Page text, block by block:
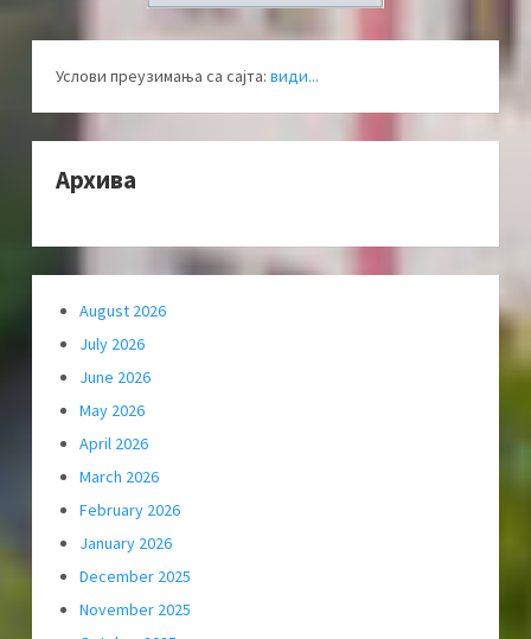
Услови преузимања са сајта: види...
Архива
August 2026
July 2026
June 2026
May 2026
April 2026
March 2026
February 2026
January 2026
December 2025
November 2025